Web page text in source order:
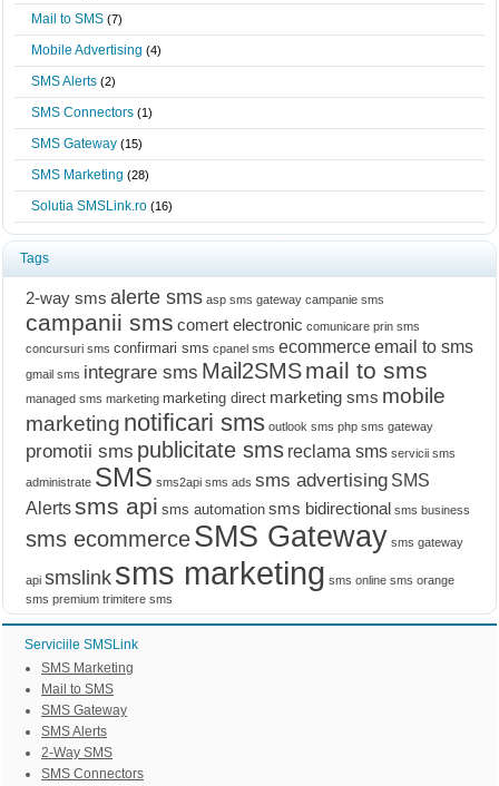
Mail to SMS (7)
Mobile Advertising (4)
SMS Alerts (2)
SMS Connectors (1)
SMS Gateway (15)
SMS Marketing (28)
Solutia SMSLink.ro (16)
Tags
2-way sms alerte sms asp sms gateway campanie sms
campanii sms comert electronic comunicare prin sms
concursuri sms confirmari sms cpanel sms ecommerceemail to sms
gmail sms integrare sms Mail2SMSmail to sms
managed sms marketing marketing direct marketing sms mobile
marketing notificari sms outlook sms php sms gateway
promotii sms publicitate sms reclama sms servicii sms
administrate SMS sms2api sms ads sms advertising SMS
Alertssms api sms automation sms bidirectional sms business
sms ecommerceSMS Gateway sms gateway
api smslinksms marketing sms online sms orange
sms premium trimitere sms
Serviciile SMSLink
SMS Marketing
Mail to SMS
SMS Gateway
SMS Alerts
2-Way SMS
SMS Connectors